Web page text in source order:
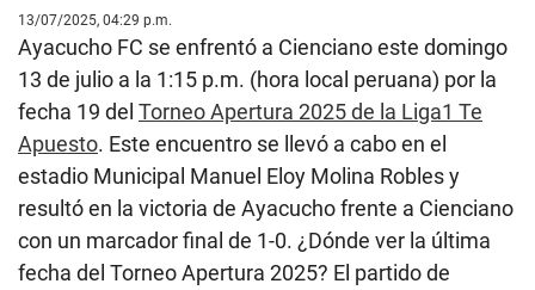
13/07/2025, 04:29 p.m.
Ayacucho FC se enfrentó a Cienciano este domingo
13 de julio a la 1:15 p.m. (hora local peruana) por la
fecha 19 del Torneo Apertura 2025 de la Liga1 Te
Apuesto. Este encuentro se llevó a cabo en el
estadio Municipal Manuel Eloy Molina Robles y
resultó en la victoria de Ayacucho frente a Cienciano
con un marcador final de 1-0. ¿Dónde ver la última
fecha del Torneo Apertura 2025? El partido de